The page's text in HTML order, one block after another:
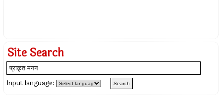
Site Search
Input language: